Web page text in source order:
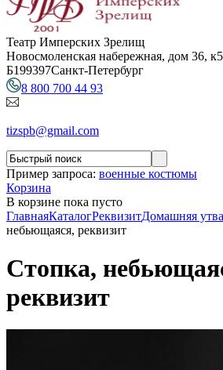
Театр Имперских Зрелищ
Новосмоленская набережная, дом 36,
Б199397Санкт-Петербург
8 800 700 44 93
tizspb@gmail.com
Пример запроса: военные костюмы
Корзина
В корзине пока пусто
ГлавнаяКаталогРеквизитДомашняя
небьющаяся, реквизит
Стопка,
реквизит